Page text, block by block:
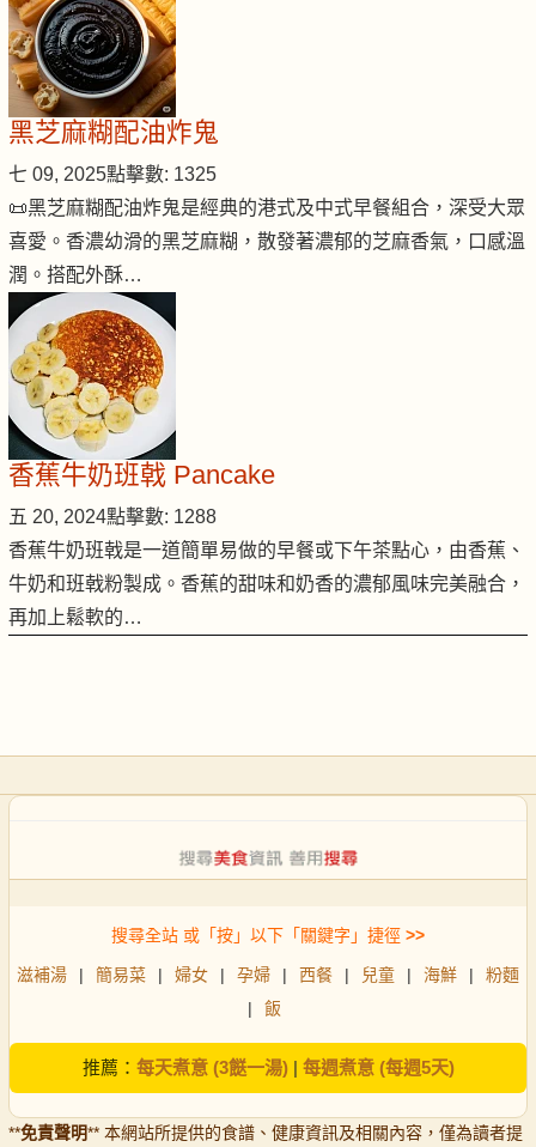
黑芝麻糊配油炸鬼
七 09, 2025點擊數: 1325
📜黑芝麻糊配油炸鬼是經典的港式及中式早餐組合，深受大眾
喜愛。香濃幼滑的黑芝麻糊，散發著濃郁的芝麻香氣，口感溫
潤。搭配外酥…
香蕉牛奶班戟 Pancake
五 20, 2024點擊數: 1288
香蕉牛奶班戟是一道簡單易做的早餐或下午茶點心，由香蕉、
牛奶和班戟粉製成。香蕉的甜味和奶香的濃郁風味完美融合，
再加上鬆軟的…
搜尋全站 或「按」以下「關鍵字」捷徑 >>
滋補湯 | 簡易菜 | 婦女 | 孕婦 | 西餐 | 兒童 | 海鮮 |
粉麵
|
飯
推薦： 每天煮意 (3餸一湯)| 每週煮意 (每週5天)
**免責聲明** 本網站所提供的食譜、健康資訊及相關內容，僅為讀者提